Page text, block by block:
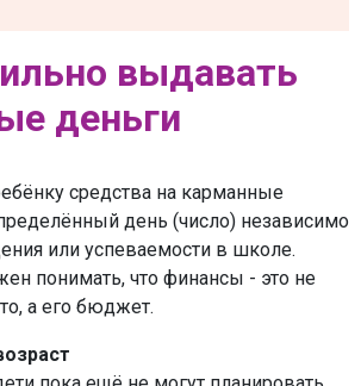
выдавать
деньги
средства на карманные
день (число) независимо
или успеваемости в школе.
понимать, что финансы - это не
а его бюджет.